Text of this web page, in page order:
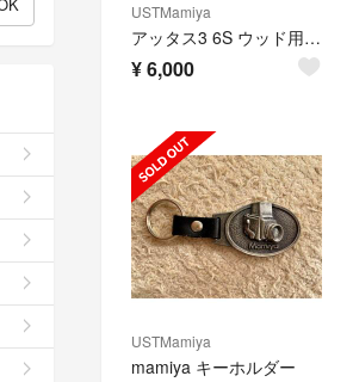
USTMamiya
アッタス3 6S ウッド用シャフト
¥6,000
USTMamiya
mamiya キーホルダー